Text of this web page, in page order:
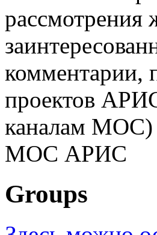
рассмотрения
комментарии,
проектов
каналам МОС)
МОС АРИС
Groups